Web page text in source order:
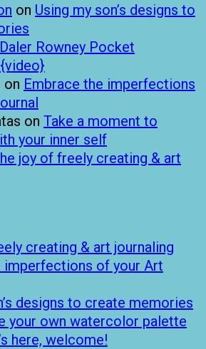
on Using my son’s designs to
Daler Rowney Pocket
on Embrace the imperfections
on Take a moment to
your inner self
joy of freely creating & art
creating & art journaling
imperfections of your Art
designs to create memories
your own watercolor palette
here, welcome!